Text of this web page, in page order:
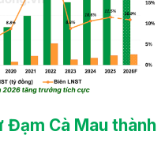
Đạm Cà M au thành